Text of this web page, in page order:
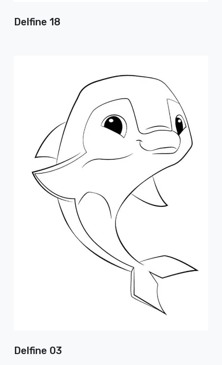
Delfine 18
Delfine 03